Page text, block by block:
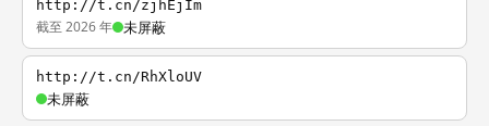
http://t.cn/zjhEjIm
截至 2026 年 未屏蔽
http://t.cn/RhXloUV
未屏蔽